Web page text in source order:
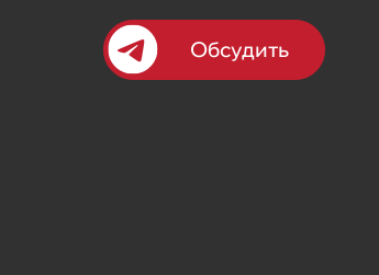
Обсудить